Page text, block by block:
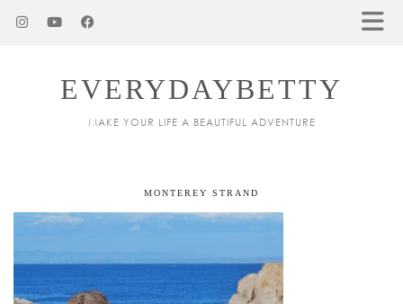
EVERYDAYBETTY
MAKE YOUR LIFE A BEAUTIFUL ADVENTURE
MONTEREY STRAND